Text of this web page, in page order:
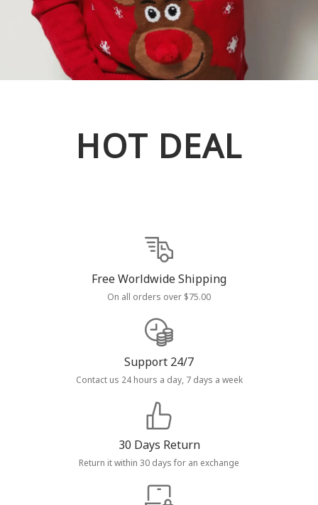
HOT DEAL
Free Worldwide Shipping
On all orders over $75.00
Support 24/7
Contact us 24 hours a day, 7 days a week
30 Days Return
Return it within 30 days for an exchange